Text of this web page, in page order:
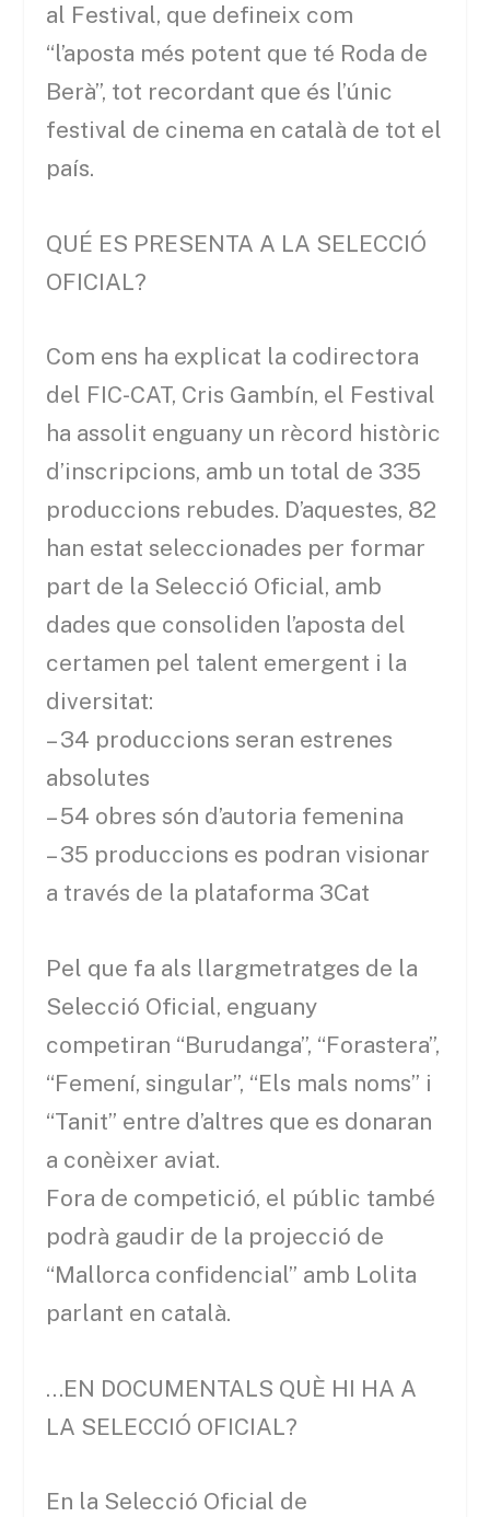
al Festival, que defineix com
“l’aposta més potent que té Roda de
Berà”, tot recordant que és l’únic
festival de cinema en català de tot el
país.
QUÉ ES PRESENTA A LA SELECCIÓ
OFICIAL?
Com ens ha explicat la codirectora
del FIC-CAT, Cris Gambín, el Festival
ha assolit enguany un rècord històric
d’inscripcions, amb un total de 335
produccions rebudes. D’aquestes, 82
han estat seleccionades per formar
part de la Selecció Oficial, amb
dades que consoliden l’aposta del
certamen pel talent emergent i la
diversitat:
– 34 produccions seran estrenes
absolutes
– 54 obres són d’autoria femenina
– 35 produccions es podran visionar
a través de la plataforma 3Cat
Pel que fa als llargmetratges de la
Selecció Oficial, enguany
competiran “Burudanga”, “Forastera”,
“Femení, singular”, “Els mals noms” i
“Tanit” entre d’altres que es donaran
a conèixer aviat.
Fora de competició, el públic també
podrà gaudir de la projecció de
“Mallorca confidencial” amb Lolita
parlant en català.
…EN DOCUMENTALS QUÈ HI HA A
LA SELECCIÓ OFICIAL?
En la Selecció Oficial de